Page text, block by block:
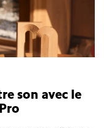
son avec le